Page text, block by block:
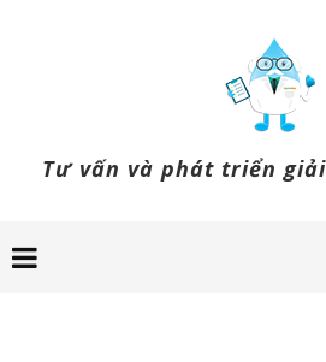
Tư vấn và phát triển